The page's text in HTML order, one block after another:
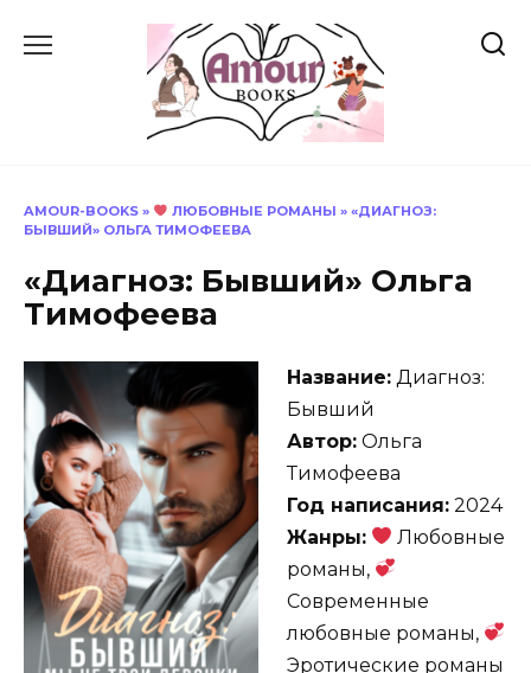
AMOUR-BOOKS » ЛЮБОВНЫЕ РОМАНЫ » «ДИАГНОЗ:
БЫВШИЙ» ОЛЬГА ТИМОФЕЕВА
«Диагноз: Бывший» Ольга
Тимофеева
Название: Диагноз:
Бывший
Автор: Ольга
Тимофеева
Год написания: 2024
Жанры:
Любовные
романы,
Современные
любовные романы,
Эротические романы